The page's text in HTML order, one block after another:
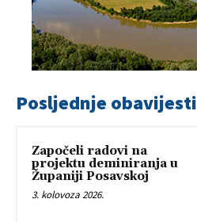
Posljednje obavijesti
Započeli radovi na
projektu deminiranja u
Županiji Posavskoj
3. kolovoza 2026.